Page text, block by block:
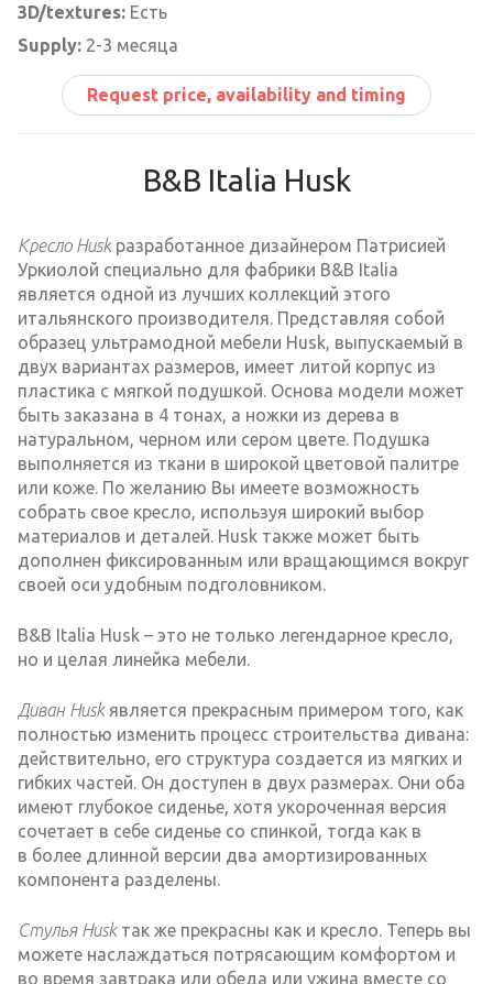
3D/textures: Есть
Supply: 2-3 месяца
Request price, availability and timing
B&B Italia Husk
Кресло Huskразработанное дизайнером Патрисией
Уркиолой специально для фабрики B&B Italia
является одной из лучших коллекций этого
итальянского производителя. Представляя собой
образец ультрамодной мебели Husk, выпускаемый в
двух вариантах размеров, имеет литой корпус из
пластика с мягкой подушкой. Основа модели может
быть заказана в 4 тонах, а ножки из дерева в
натуральном, черном или сером цвете. Подушка
выполняется из ткани в широкой цветовой палитре
или коже. По желанию Вы имеете возможность
собрать свое кресло, используя широкий выбор
материалов и деталей. Husk также может быть
дополнен фиксированным или вращающимся вокруг
своей оси удобным подголовником.
B&B Italia Husk – это не только легендарное кресло,
но и целая линейка мебели.
Диван Huskявляется прекрасным примером того, как
полностью изменить процесс строительства дивана:
действительно, его структура создается из мягких и
гибких частей. Он доступен в двух размерах. Они оба
имеют глубокое сиденье, хотя укороченная версия
сочетает в себе сиденье со спинкой, тогда как в
в более длинной версии два амортизированных
компонента разделены.
Стулья Husk так же прекрасны как и кресло. Теперь вы
можете наслаждаться потрясающим комфортом и
во время завтрака или обеда или ужина вместе со